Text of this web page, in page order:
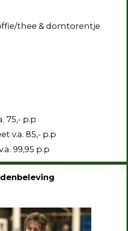
thee & domtorentje
75,- p.p
v.a. 85,- p.p
99,95 p.p